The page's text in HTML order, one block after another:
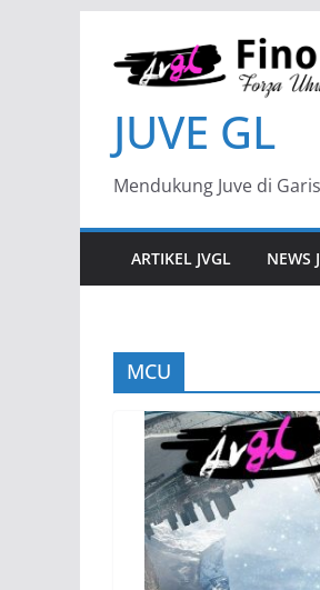
JUVE GL
Mendukung Juve di
ARTIKEL JVGL NEWS
MCU